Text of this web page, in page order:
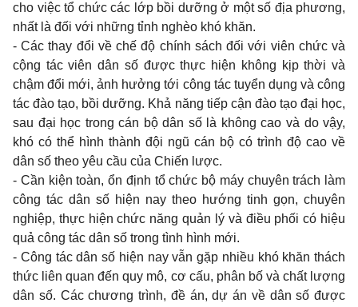
cho việc tổ chức các lớp bồi dưỡng ở một số địa phương,
nhất là đối với những tỉnh nghèo khó khăn.
-Cácthay đổi về chế độ chính sách đối với viên chức và
cộng tác viên dân số được thực hiện không kịp thời và
chậm đổi mới, ảnh hưởng tới công tác tuyển dụng và công
tác đào tạo, bồi dưỡng. Khả năng tiếp cận đào tạo đại học,
sau đại học trongcán bộ dân số là khôngcao và dovậy,
khó có thể hình thành đội ngũ cán bộ có trình độ cao về
dân số theo yêu cầu của Chiến lược.
- Cần kiện toàn, ổn định tổ chức bộ máy chuyên trách làm
công tác dân số hiện nay theo hướng tinh gọn, chuyên
nghiệp, thực hiện chức năng quản lý và điều phối có hiệu
quả công tác dân số trong tình hình mới.
- Công tác dân số hiện nayvẫn gặp nhiều khó khăn thách
thức liênquanđếnquy mô, cơ cấu, phân bố và chất lượng
dân số. Các chương trình, đề án, dự án về dân số được